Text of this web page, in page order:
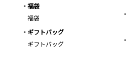
福袋
福袋
ギフトバッグ
ギフトバッグ